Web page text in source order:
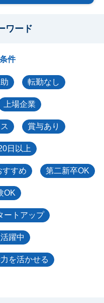
ワード
件
転勤なし
上場企業
賞与あり
日以上
すすめ 第二新卒OK
OK
ートアップ
躍中
を活かせる